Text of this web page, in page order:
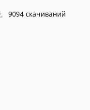
9094 скачиваний